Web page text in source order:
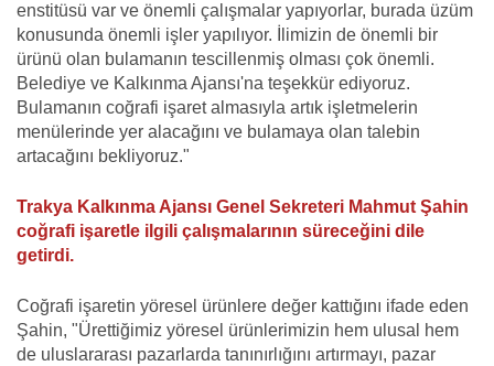
enstitüsü var ve önemli çalışmalar yapıyorlar, burada üzüm
konusunda önemli işler yapılıyor. İlimizin de önemli bir
ürünü olan bulamanın tescillenmiş olması çok önemli.
Belediye ve Kalkınma Ajansı'na teşekkür ediyoruz.
Bulamanın coğrafi işaret almasıyla artık işletmelerin
menülerinde yer alacağını ve bulamaya olan talebin
artacağını bekliyoruz."
Trakya Kalkınma Ajansı Genel Sekreteri Mahmut Şahin
coğrafi işaretle ilgili çalışmalarının süreceğini dile
getirdi.
Coğrafi işaretin yöresel ürünlere değer kattığını ifade eden
Şahin, "Ürettiğimiz yöresel ürünlerimizin hem ulusal hem
de uluslararası pazarlarda tanınırlığını artırmayı, pazar